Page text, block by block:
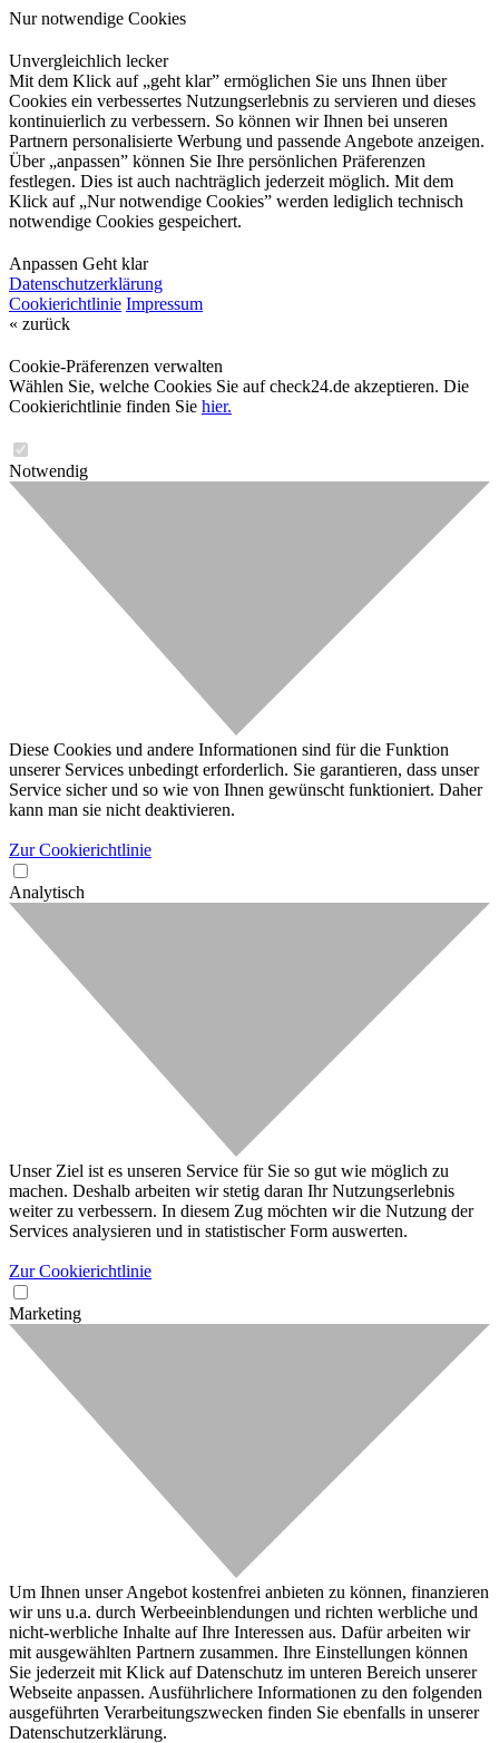
Nur notwendige Cookies
Unvergleichlich lecker
Mit dem Klick auf „geht klar” ermöglichen Sie uns Ihnen über
Cookies ein verbessertes Nutzungserlebnis zu servieren und dieses
kontinuierlich zu verbessern. So können wir Ihnen bei unseren
Partnern personalisierte Werbung und passende Angebote anzeigen.
Über „anpassen” können Sie Ihre persönlichen Präferenzen
festlegen. Dies ist auch nachträglich jederzeit möglich. Mit dem
Klick auf „Nur notwendige Cookies” werden lediglich technisch
notwendige Cookies gespeichert.
Anpassen Geht klar
Datenschutzerklärung
Cookierichtlinie Impressum
« zurück
Cookie-Präferenzen verwalten
Wählen Sie, welche Cookies Sie auf check24.de akzeptieren. Die
Cookierichtlinie finden Sie hier.
Notwendig
Diese Cookies und andere Informationen sind für die Funktion
unserer Services unbedingt erforderlich. Sie garantieren, dass unser
Service sicher und so wie von Ihnen gewünscht funktioniert. Daher
kann man sie nicht deaktivieren.
Zur Cookierichtlinie
Analytisch
Unser Ziel ist es unseren Service für Sie so gut wie möglich zu
machen. Deshalb arbeiten wir stetig daran Ihr Nutzungserlebnis
weiter zu verbessern. In diesem Zug möchten wir die Nutzung der
Services analysieren und in statistischer Form auswerten.
Zur Cookierichtlinie
Marketing
Um Ihnen unser Angebot kostenfrei anbieten zu können, finanzieren
wir uns u.a. durch Werbeeinblendungen und richten werbliche und
nicht-werbliche Inhalte auf Ihre Interessen aus. Dafür arbeiten wir
mit ausgewählten Partnern zusammen. Ihre Einstellungen können
Sie jederzeit mit Klick auf Datenschutz im unteren Bereich unserer
Webseite anpassen. Ausführlichere Informationen zu den folgenden
ausgeführten Verarbeitungszwecken finden Sie ebenfalls in unserer
Datenschutzerklärung.